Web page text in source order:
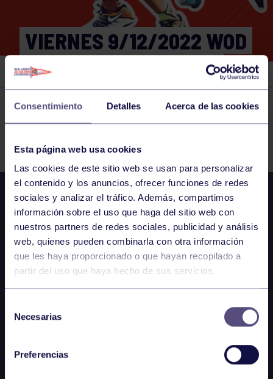
Consentimiento Detalles Acerca de las cookies
Esta página web usa cookies
Las cookies de este sitio web se usan para personalizar
el contenido y los anuncios, ofrecer funciones de redes
sociales y analizar el tráfico. Además, compartimos
información sobre el uso que haga del sitio web con
nuestros partners de redes sociales, publicidad y análisis
web, quienes pueden combinarla con otra información
que les haya proporcionado o que hayan recopilado a
partir del uso que haya hecho de sus servicios.
Necesarias
Preferencias
VIERNES 9/12/2022 WOD
19:00-19:30 GIMNASIO